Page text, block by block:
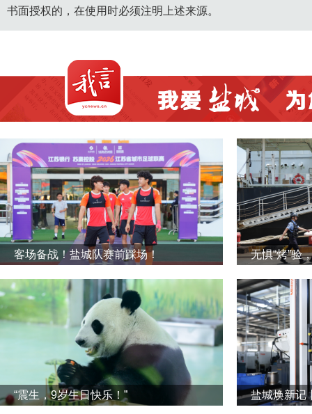
书面授权的，在使用时必须注明上述来源。
客场备战！盐城队赛前踩场！ 无惧“烤”验
“震生，9岁生日快乐！”